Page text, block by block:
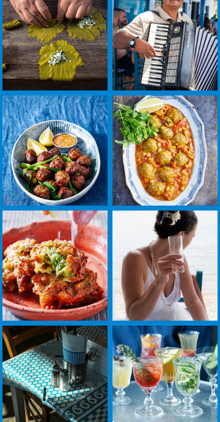
בגדול
-
+
בגדול
-
+
לפתיחת
התמונה
בגדול
-
+
לפתיחת
התמונה
בגדול
-
+
לפתיחת
התמונה
-
+
לפתיחת
התמונה
בגדול
+
לפתיחת
התמונה
בגדול
-
+
לפתיחת
התמונה
בגדול
-
+